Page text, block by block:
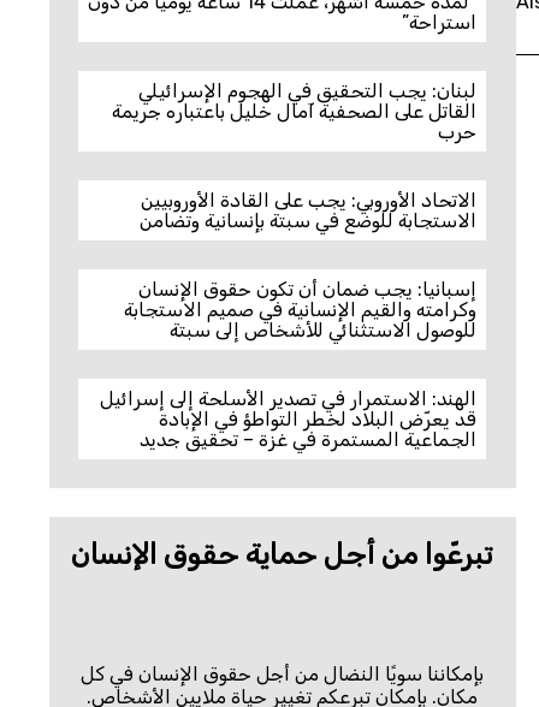
استراحة”
لبنان: يجب التحقيق في الهجوم الإسرائيلي
القاتل على الصحفية آمال خليل باعتباره جريمة
حرب
الاتحاد الأوروبي: يجب على القادة الأوروبيين
الاستجابة للوضع في سبتة بإنسانية وتضامن
إسبانيا: يجب ضمان أن تكون حقوق الإنسان
وكرامته والقيم الإنسانية في صميم الاستجابة
للوصول الاستثنائي للأشخاص إلى سبتة
الهند: الاستمرار في تصدير الأسلحة إلى إسرائيل
قد يعرّض البلاد لخطر التواطؤ في الإبادة
الجماعية المستمرة في غزة – تحقيق جديد
تبرعّوا من أجل حماية حقوق الإنسان
بإمكاننا سويًا النضال من أجل حقوق الإنسان في كل
مكان. بإمكان تبرعكم تغيير حياة ملايين الأشخاص.